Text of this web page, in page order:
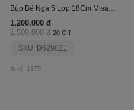
Búp Bê Nga 5 Lớp 18Cm Misa Ôm Táo Siêu Cute
1.200.000 đ
1.500.000 đ 20 Off
SKU: D629821
보기: 1975